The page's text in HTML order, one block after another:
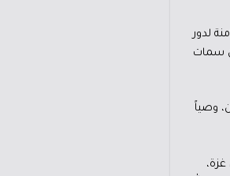
لدور
سمات
وصياً